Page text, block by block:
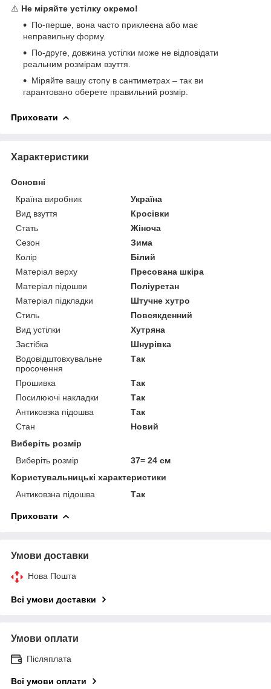
⚠️ Не міряйте устілку окремо!
По-перше, вона часто приклеєна або має
неправильну форму.
По-друге, довжина устілки може не відповідати
реальним розмірам взуття.
Міряйте вашу стопу в сантиметрах – так ви
гарантовано оберете правильний розмір.
Приховати
Характеристики
Основні
Країна виробник
Україна
Вид взуття
Кросівки
Стать
Жіноча
Сезон
Зима
Колір
Білий
Матеріал верху
Пресована шкіра
Матеріал підошви
Поліуретан
Матеріал підкладки
Штучне хутро
Стиль
Повсякденний
Вид устілки
Хутряна
Застібка
Шнурівка
Водовідштовхувальне
просочення
Так
Прошивка
Так
Посилюючі накладки
Так
Антиковзка підошва
Так
Стан
Новий
Виберіть розмір
Виберіть розмір
37= 24 см
Користувальницькі характеристики
Антиковзна підошва
Так
Приховати
Умови доставки
Нова Пошта
Всі умови доставки
Умови оплати
Післяплата
Всі умови оплати